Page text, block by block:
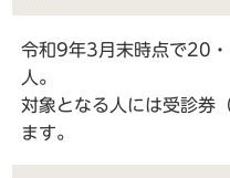
令和9年3月末時点で20
人。
対象となる人には受診券
ます。